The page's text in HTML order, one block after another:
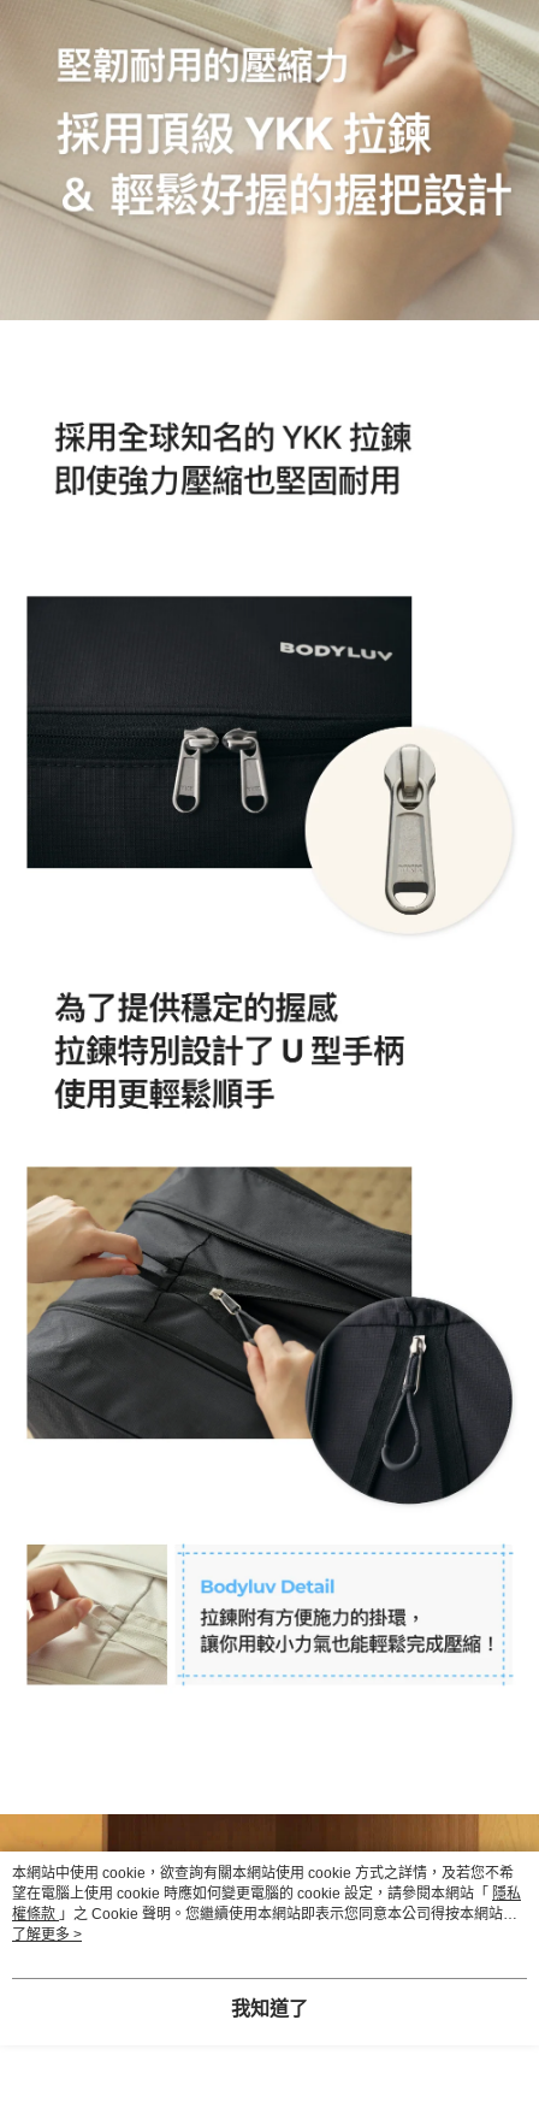
本網站中使用 cookie，欲查詢有關本網站使用 cookie 方式之詳情，及若您不希
望在電腦上使用 cookie 時應如何變更電腦的 cookie 設定，請參閱本網站「 隱私
權條款 」之 Cookie 聲明。您繼續使用本網站即表示您同意本公司得按本網站使
用條款之 Cookie 聲明使用 cookie。
了解更多 >
我知道了